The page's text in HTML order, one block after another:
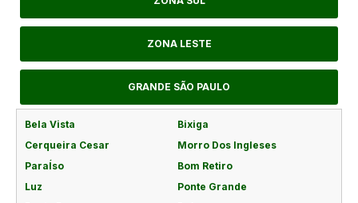
ZONA LESTE
GRANDE SÃO PAULO
Bela Vista
Bixiga
Cerqueira Cesar
Morro Dos Ingleses
ParaÍso
Bom Retiro
Luz
Ponte Grande